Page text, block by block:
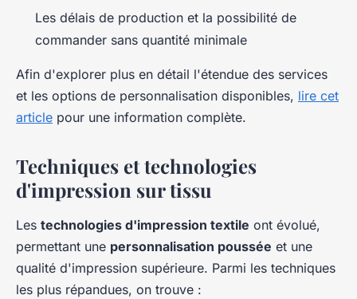
Les délais de production et la possibilité de
commander sans quantité minimale
Afin d'explorer plus en détail l'étendue des services
et les options de personnalisation disponibles, lire cet
article pour une information complète.
Techniques et technologies
d'impression sur tissu
Les technologies d'impression textile ont évolué,
permettant une personnalisation poussée et une
qualité d'impression supérieure. Parmi les techniques
les plus répandues, on trouve :